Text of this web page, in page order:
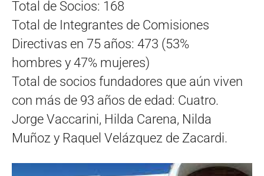
Total de Socios: 168
Total de Integrantes de Comisiones
Directivas en 75 años: 473 (53%
hombres y 47% mujeres)
Total de socios fundadores que aún viven
con más de 93 años de edad: Cuatro.
Jorge Vaccarini, Hilda Carena, Nilda
Muñoz y Raquel Velázquez de Zacardi.